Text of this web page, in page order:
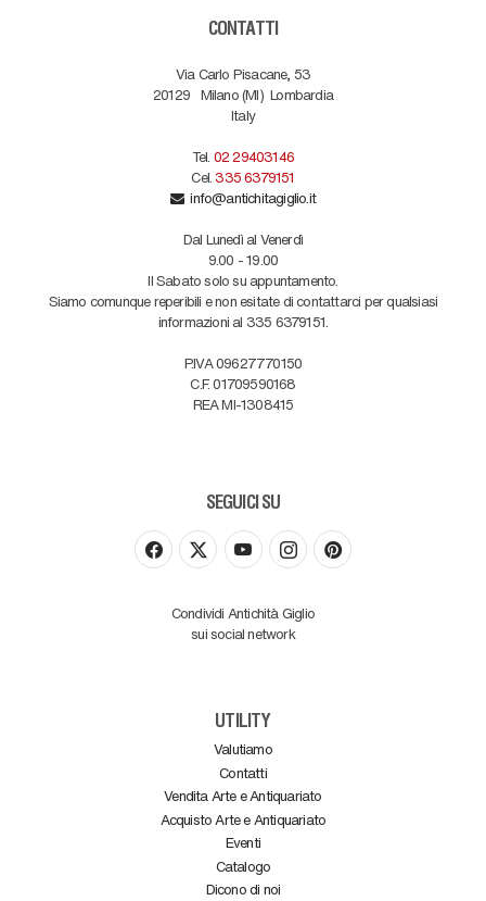
CONTATTI
Via Carlo Pisacane, 53
20129 Milano (MI) Lombardia
Italy
Tel. 02 29403146
Cel. 335 6379151
info@antichitagiglio.it
Dal Lunedì al Venerdì
9.00 - 19.00
Il Sabato solo su appuntamento.
Siamo comunque reperibili e non esitate di contattarci per qualsiasi
informazioni al 335 6379151.
P.IVA 09627770150
C.F. 01709590168
REA MI-1308415
SEGUICI SU
Condividi Antichità Giglio
sui social network
UTILITY
Valutiamo
Contatti
Vendita Arte e Antiquariato
Acquisto Arte e Antiquariato
Eventi
Catalogo
Dicono di noi